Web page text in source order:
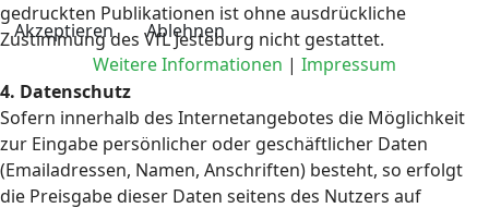
gedruckten Publikationen ist ohne ausdrückliche
Zustimmung des VfL Jesteburg nicht gestattet.
4. Datenschutz
Sofern innerhalb des Internetangebotes die Möglichkeit
zur Eingabe persönlicher oder geschäftlicher Daten
(Emailadressen, Namen, Anschriften) besteht, so erfolgt
die Preisgabe dieser Daten seitens des Nutzers auf
Akzeptieren
Ablehnen
Weitere Informationen | Impressum